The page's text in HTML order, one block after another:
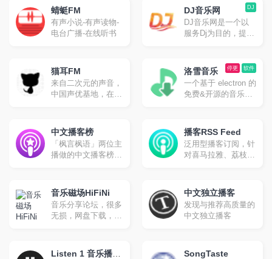
与创作者之间更多相
遇的机会。
的独立音乐。我们秉
着音乐里独立自主的
精神表达内核，希望
把雀乐建设成为泛华
小清新等
蜻蜓FM
有声小说-有声读物-
电台广播-在线听书
DJ
DJ音乐网
DJ音乐网是一个以
服务Dj为目的，提供
台，我们帮助Dj完成
从创作到作品上传再
到推广营销等一系列
的经营工作，从而有
展与繁荣。
猫耳FM
来自二次元的声音，
中国声优基地，在这
软件
停更
洛雪音乐
一个基于 electron 的
免费&开源的音乐播
新，可以使用第三方
音源使用。
中文播客榜
「枫言枫语」两位主
播做的中文播客榜，
Podcasts
播客RSS Feed
泛用型播客订阅，针
对喜马拉雅、荔枝
电台节目的 RSS
Feed 服务
音乐磁场HiFiNi
音乐分享论坛，很多
无损，网盘下载，能
中文独立播客
发现与推荐高质量的
中文独立播客
Listen 1 音乐播放
SongTaste